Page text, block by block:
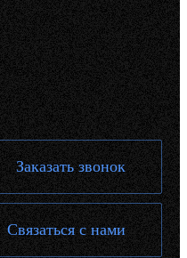
Заказать звонок
Связаться с нами